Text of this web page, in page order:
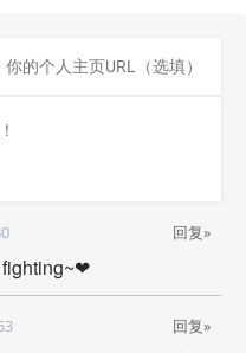
回复»
回复»